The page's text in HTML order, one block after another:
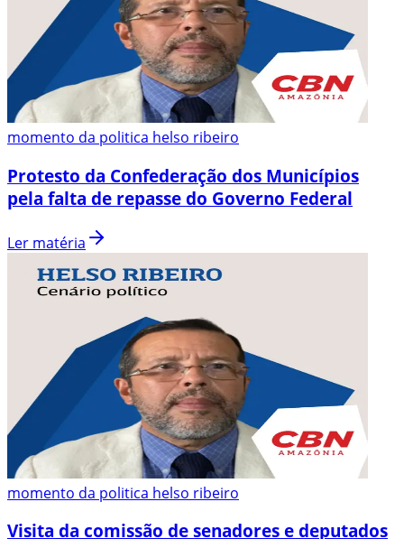
momento da politica helso ribeiro
Protesto da Confederação dos Municípios
pela falta de repasse do Governo Federal
Ler matéria
momento da politica helso ribeiro
Visita da comissão de senadores e deputados